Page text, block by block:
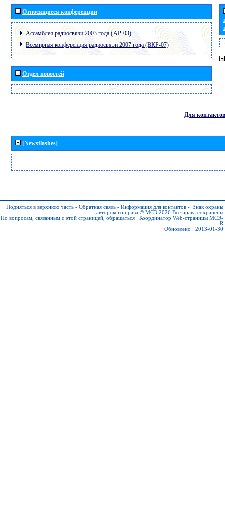
Относящиеся конференции
Ассамблея радиосвязи 2003 года (АР-03)
Всемирная конференция радиосвязи 2007 года (ВКР-07)
Отдел новостей
Для контактов
[Newsflashes]
Подняться в верхнюю часть - Обратная связь - Информация для контактов - Знак охраны
авторского права © МСЭ 2026 Все права сохранены
По вопросам, связанным с этой страницей, обращаться : Координатор Web-страницы МСЭ-
R
Обновлено : 2013-01-30